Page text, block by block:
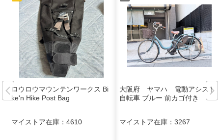
ロウロウマウンテンワークス Bi
ke'n Hike Post Bag
マイストア在庫： 4610
大阪府 ヤマハ 電動アシスト
自転車 ブルー 前カゴ付き
マイストア在庫： 3267